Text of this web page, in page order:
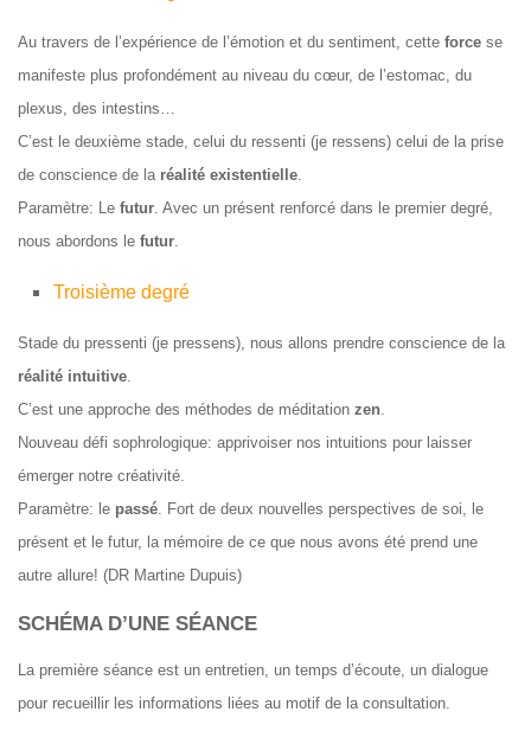
Au travers de l’expérience de l’émotion et du sentiment, cette force se
manifeste plus profondément au niveau du cœur, de l’estomac, du
plexus, des intestins…
C’est le deuxième stade, celui du ressenti (je ressens) celui de la prise
de conscience de la réalité existentielle
Paramètre: Le futur . Avec un présent renforcé dans le premier degré,
nous abordons le futur
Troisième degré
Stade du pressenti (je pressens), nous allons prendre conscience de la
réalité intuitive.
C’est une approche des méthodes de méditation zen.
Nouveau défi sophrologique: apprivoiser nos intuitions pour laisser
émerger notre créativité.
Paramètre: le passé. Fort de deux nouvelles perspectives de soi, le
présent et le futur, la mémoire de ce que nous avons été prend une
autre allure! (DR Martine Dupuis)
SCHÉMA D’UNE SÉANCE
La première séance est un entretien, un temps d’écoute, un dialogue
pour recueillir les informations liées au motif de la consultation.